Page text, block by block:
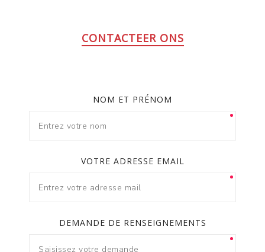
CONTACTEER ONS
NOM ET PRÉNOM
VOTRE ADRESSE EMAIL
DEMANDE DE RENSEIGNEMENTS